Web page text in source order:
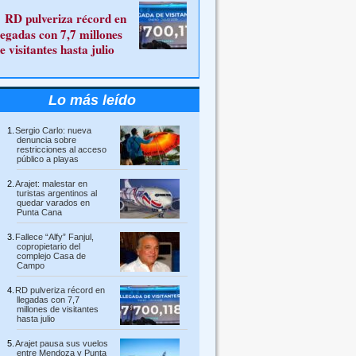
RD pulveriza récord en
con 7,7 millones
visitantes hasta julio
Lo más leído
Sergio Carlo: nueva
denuncia sobre
restricciones al acceso
público a playas
Arajet: malestar en
turistas argentinos al
quedar varados en
Punta Cana
Fallece “Alfy” Fanjul,
copropietario del
complejo Casa de
Campo
RD pulveriza récord en
llegadas con 7,7
millones de visitantes
hasta julio
Arajet pausa sus vuelos
entre Mendoza y Punta